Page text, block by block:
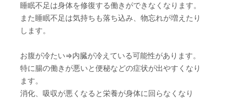
睡眠不足は身体を修復する働きができなくなります。
また睡眠不足は気持ちも落ち込み、物忘れが増えたり
します。
お腹が冷たい⇒内臓が冷えている可能性があります。
特に腸の働きが悪いと便秘などの症状が出やすくなり
ます。
消化、吸収が悪くなると栄養が身体に回らなくなり